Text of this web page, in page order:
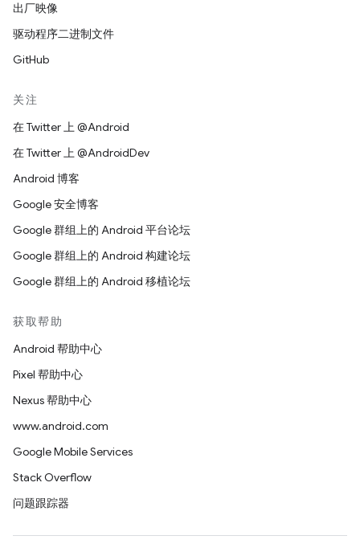
出厂映像
驱动程序二进制文件
GitHub
关注
在 Twitter 上 @Android
在 Twitter 上 @AndroidDev
Android 博客
Google 安全博客
Google 群组上的 Android 平台论坛
Google 群组上的 Android 构建论坛
Google 群组上的 Android 移植论坛
获取帮助
Android 帮助中心
Pixel 帮助中心
Nexus 帮助中心
www.android.com
Google Mobile Services
Stack Overflow
问题跟踪器